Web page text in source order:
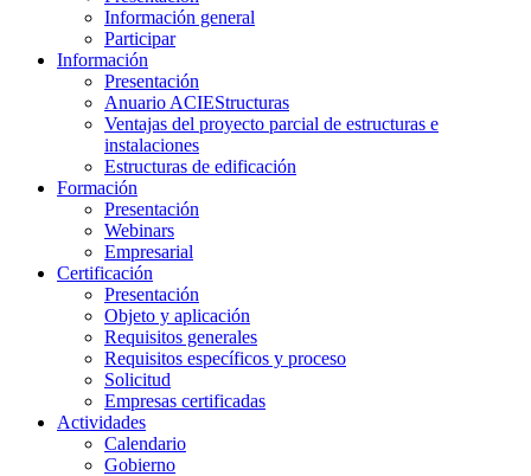
Información general
Participar
Información
Presentación
Anuario ACIEStructuras
Ventajas del proyecto parcial de estructuras e
instalaciones
Estructuras de edificación
Formación
Presentación
Webinars
Empresarial
Certificación
Presentación
Objeto y aplicación
Requisitos generales
Requisitos específicos y proceso
Solicitud
Empresas certificadas
Actividades
Calendario
Gobierno